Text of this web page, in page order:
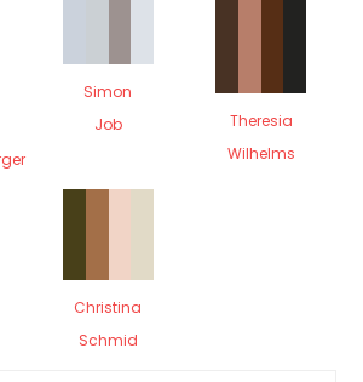
Simon
Job
Theresia
Wilhelms
Christina
Schmid